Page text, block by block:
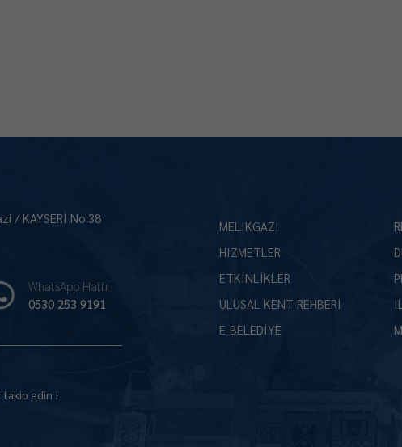
/ KAYSERİ No:38
WhatsApp Hattı
0530 253 9191
takip edin !
MELİKGAZİ
HİZMETLER
ETKİNLİKLER
ULUSAL KENT REHBERİ
E-BELEDİYE